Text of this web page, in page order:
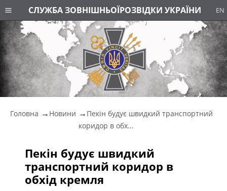
СЛУЖБА ЗОВНІШНЬОЇРОЗВІДКИ УКРАЇНИ EN
Головна Новини
Пекін будує швидкий транспортний
коридор в обх...
Пекін будує швидкий
транспортний коридор в
обхід кремля